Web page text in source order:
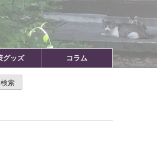
グッズ コラム